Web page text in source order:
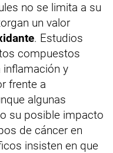
no se limita a su
un valor
. Estudios
compuestos
inflamación y
frente a
algunas
su posible impacto
de cáncer en
insisten en que